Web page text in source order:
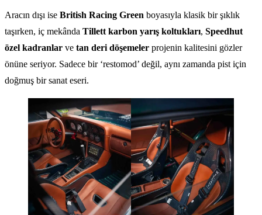
Aracın dışı ise British Racing Green boyasıyla klasik bir şıklık
taşırken, iç mekânda Tillett karbon yarış koltukları, Speedhut
özel kadranlar ve tan deri döşemeler projenin kalitesini gözler
önüne seriyor. Sadece bir ‘restomod’ değil, aynı zamanda pist için
doğmuş bir sanat eseri.